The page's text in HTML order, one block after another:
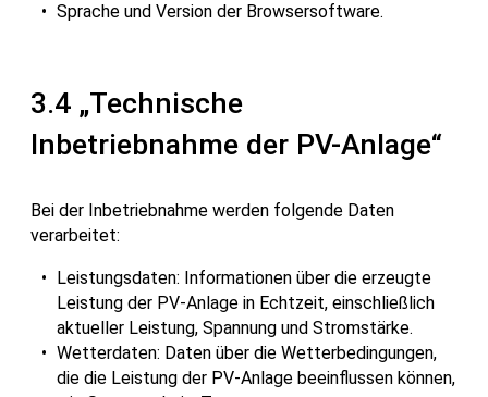
Sprache und Version der Browsersoftware.
3.4 „Technische
Inbetriebnahme der PV-Anlage“
Bei der Inbetriebnahme werden folgende Daten
verarbeitet:
Leistungsdaten: Informationen über die erzeugte
Leistung der PV-Anlage in Echtzeit, einschließlich
aktueller Leistung, Spannung und Stromstärke.
Wetterdaten: Daten über die Wetterbedingungen,
die die Leistung der PV-Anlage beeinflussen können,